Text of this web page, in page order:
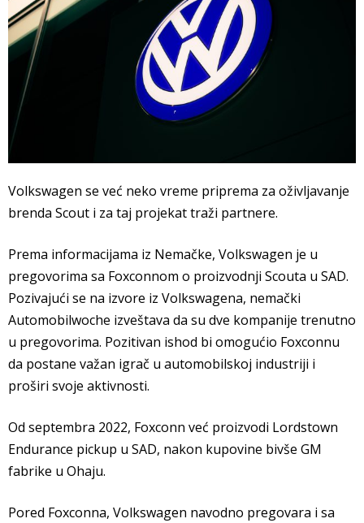
Volkswagen se već neko vreme priprema za oživljavanje
brenda Scout i za taj projekat traži partnere.
Prema informacijama iz Nemačke, Volkswagen je u
pregovorima sa Foxconnom o proizvodnji Scouta u SAD.
Pozivajući se na izvore iz Volkswagena, nemački
Automobilwoche izveštava da su dve kompanije trenutno
u pregovorima. Pozitivan ishod bi omogućio Foxconnu
da postane važan igrač u automobilskoj industriji i
proširi svoje aktivnosti.
Od septembra 2022, Foxconn već proizvodi Lordstown
Endurance pickup u SAD, nakon kupovine bivše GM
fabrike u Ohaju.
Pored Foxconna, Volkswagen navodno pregovara i sa